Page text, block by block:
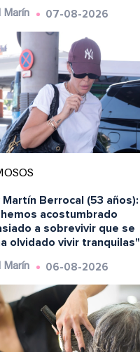
Marín 07-08-2026
Martín Berrocal (53 años):
acostumbrado
a sobrevivir que se
olvidado vivir tranquilas"
Marín 06-08-2026